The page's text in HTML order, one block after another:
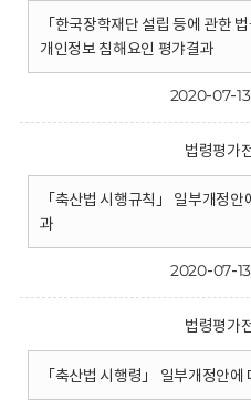
「한국장학재단 설립 등에 관한
개인정보 침해요인 평갸결과
2020-07-13
법령평가
「축산법 시행규칙」 일부개정
과
2020-07-13
법령평가
「축산법 시행령」 일부개정안